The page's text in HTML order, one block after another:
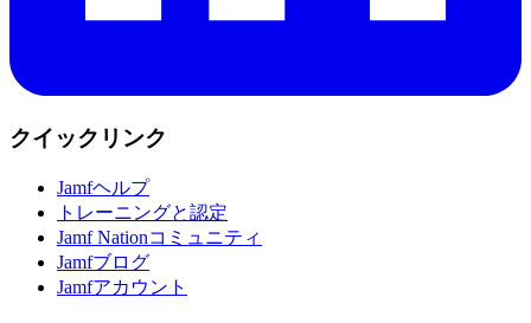
クイックリンク
Jamfヘルプ
トレーニングと認定
Jamf Nationコミュニティ
Jamfブログ
Jamfアカウント